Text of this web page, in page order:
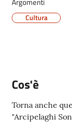
Seguici
su
Cultura
Cos'è
Torna anche
"Arcipelaghi